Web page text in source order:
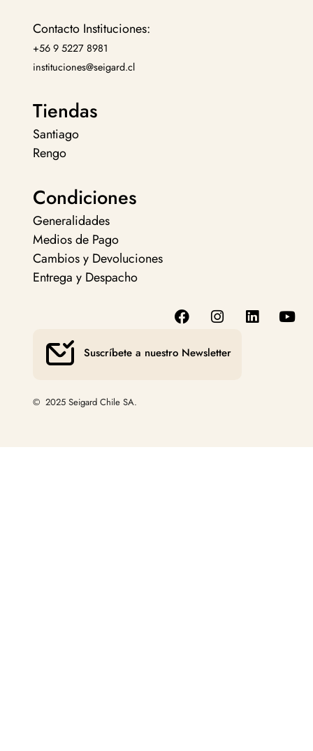
Contacto Instituciones:
+56 9 5227 8981
instituciones@seigard.cl
Tiendas
Santiago
Rengo
Condiciones
Generalidades
Medios de Pago
Cambios y Devoluciones
Entrega y Despacho
Suscríbete a nuestro Newsletter
© 2025 Seigard Chile SA.